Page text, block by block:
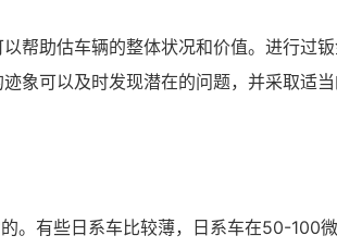
帮助估车辆的整体状况和价值。进行过
象可以及时发现潜在的问题，并采取适当
。有些日系车比较薄，日系车在50-100